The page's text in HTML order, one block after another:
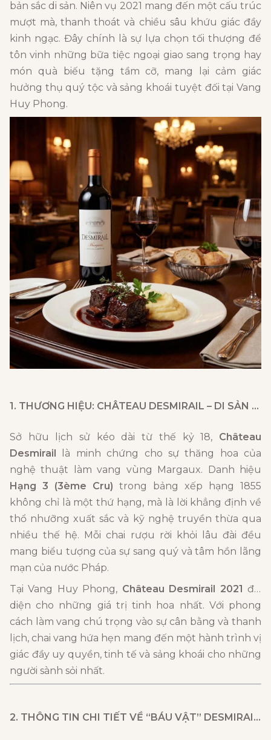
bản sắc di sản. Niên vụ 2021 mang đến một cấu trúc
mượt mà, thanh thoát và chiều sâu khứu giác đầy
kinh ngạc. Đây chính là sự lựa chọn tối thượng để
tôn vinh những bữa tiệc ngoại giao sang trọng hay
món quà biếu tặng tầm cỡ, mang lại cảm giác
hưởng thụ quý tộc và sảng khoái tuyệt đối tại Vang
Huy Phong.
1. THƯƠNG HIỆU: CHÂTEAU DESMIRAIL – DI SẢN GRAND CRU CLASSÉ RỰC RỠ
Sở hữu lịch sử kéo dài từ thế kỷ 18, Château
Desmirail là minh chứng cho sự thăng hoa của
nghệ thuật làm vang vùng Margaux. Danh hiệu
Hạng 3 (3ème Cru) trong bảng xếp hạng 1855
không chỉ là một thứ hạng, mà là lời khẳng định về
thổ nhưỡng xuất sắc và kỹ nghệ truyền thừa qua
nhiều thế hệ. Mỗi chai rượu rời khỏi lâu đài đều
mang biểu tượng của sự sang quý và tâm hồn lãng
mạn của nước Pháp.
Tại Vang Huy Phong, Château Desmirail 2021 đại
diện cho những giá trị tinh hoa nhất. Với phong
cách làm vang chú trọng vào sự cân bằng và thanh
lịch, chai vang hứa hẹn mang đến một hành trình vị
giác đầy uy quyền, tinh tế và sảng khoái cho những
người sành sỏi nhất.
2. THÔNG TIN CHI TIẾT VỀ “BÁU VẬT” DESMIRAIL 2021